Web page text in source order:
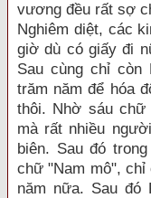
vương đều rất sợ
Nghiêm diệt, các
giờ dù có giấy đi
Sau cùng chỉ
trăm năm để hóa
thôi. Nhờ sáu chữ
mà rất nhiều
biên. Sau đó
chữ "Nam mô",
năm nữa. Sau đó